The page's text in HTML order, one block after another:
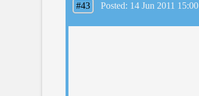
#43 Posted: 14 Jun 2011 15:00